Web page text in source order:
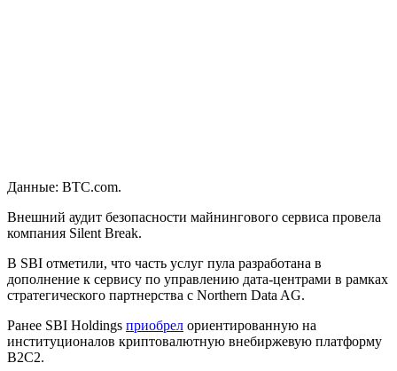
Данные: BTC.com.
Внешний аудит безопасности майнингового сервиса провела
компания Silent Break.
В SBI отметили, что часть услуг пула разработана в
дополнение к сервису по управлению дата-центрами в рамках
стратегического партнерства с Northern Data AG.
Ранее SBI Holdings приобрел ориентированную на
институционалов криптовалютную внебиржевую платформу
B2C2.